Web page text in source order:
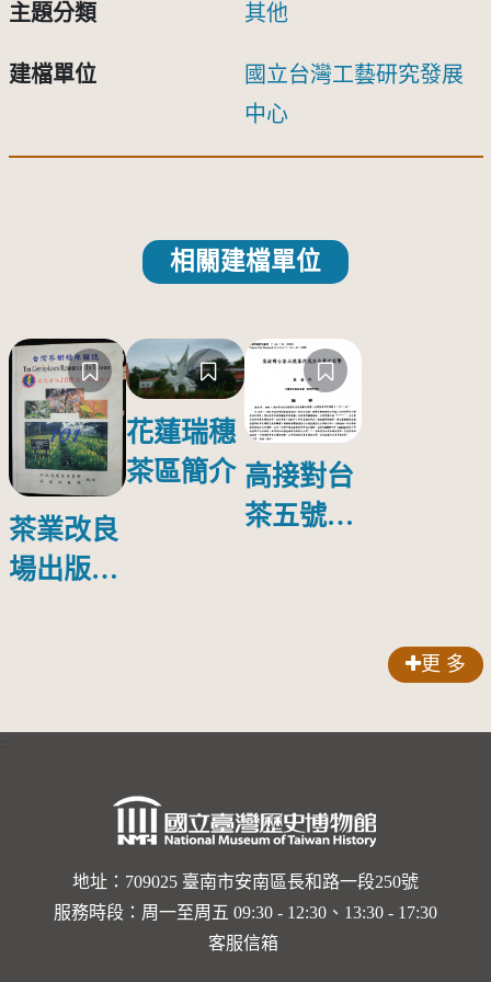
主題分類 其他
建檔單位
國立台灣工藝研究發展
中心
相關建檔單位
茶業改良
場出版第
樹種原圖
花蓮瑞穗
茶區簡介 高接對台
茶五號葉
更 多
地址：709025 臺南市安南區長和路一段250號
服務時段：周一至周五 09:30 - 12:30、13:30 - 17:30
客服信箱